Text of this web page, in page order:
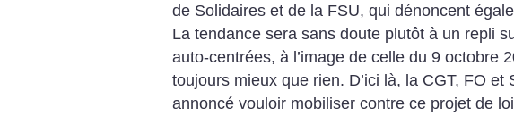
de Solidaires et de la FSU, qui dénoncent
La tendance sera sans doute plutôt à un repli
auto-centrées, à l’image de celle du 9 octobre
toujours mieux que rien. D’ici là, la CGT, FO et
annoncé vouloir mobiliser contre ce projet de